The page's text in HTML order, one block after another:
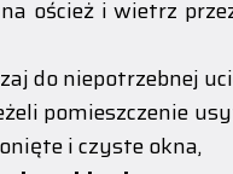
oścież i wietrz
do niepotrzebnej
pomieszczenie
i czyste okna,